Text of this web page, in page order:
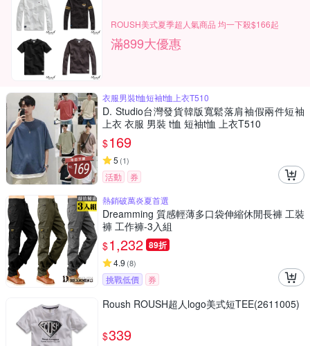
ROUSH美式夏季超人氣商品 均一下殺$166起
滿899大優惠
衣服男裝t恤短袖t恤上衣T510
D. Studio台灣發貨韓版寬鬆落肩袖假兩件短袖
上衣 衣服 男裝 t恤 短袖t恤 上衣T510
$169
5 (1)
活動
券
熱銷破萬炎夏首選
Dreamming 質感輕薄多口袋伸縮休閒長褲 工裝
褲 工作褲-3入組
$1,232 89折
4.9 (8)
挑戰低價 券
Roush ROUSH超人logo美式短TEE(2611005)
$339